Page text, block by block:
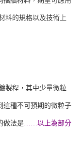
料的規格以及技術上
製程，其中少量微粒
這種不可預期的微粒子
做法是……以上為部分